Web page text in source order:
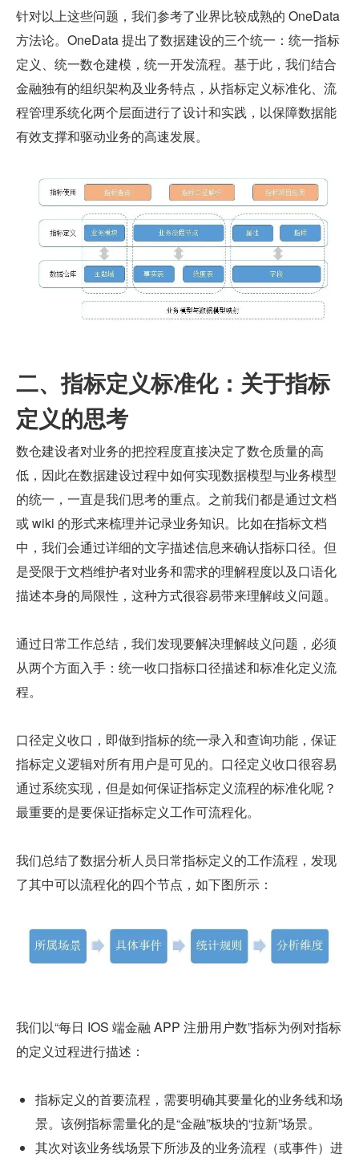
针对以上这些问题，我们参考了业界比较成熟的 OneData
方法论。OneData 提出了数据建设的三个统一：统一指标
定义、统一数仓建模，统一开发流程。基于此，我们结合
金融独有的组织架构及业务特点，从指标定义标准化、流
程管理系统化两个层面进行了设计和实践，以保障数据能
有效支撑和驱动业务的高速发展。
二、指标定义标准化：关于指标
定义的思考
数仓建设者对业务的把控程度直接决定了数仓质量的高
低，因此在数据建设过程中如何实现数据模型与业务模型
的统一，一直是我们思考的重点。之前我们都是通过文档
或 wiki 的形式来梳理并记录业务知识。比如在指标文档
中，我们会通过详细的文字描述信息来确认指标口径。但
是受限于文档维护者对业务和需求的理解程度以及口语化
描述本身的局限性，这种方式很容易带来理解歧义问题。
通过日常工作总结，我们发现要解决理解歧义问题，必须
从两个方面入手：统一收口指标口径描述和标准化定义流
程。
口径定义收口，即做到指标的统一录入和查询功能，保证
指标定义逻辑对所有用户是可见的。口径定义收口很容易
通过系统实现，但是如何保证指标定义流程的标准化呢？
最重要的是要保证指标定义工作可流程化。
我们总结了数据分析人员日常指标定义的工作流程，发现
了其中可以流程化的四个节点，如下图所示：
我们以“每日 IOS 端金融 APP 注册用户数”指标为例对指标
的定义过程进行描述：
指标定义的首要流程，需要明确其要量化的业务线和场
景。该例指标需量化的是“金融”板块的“拉新”场景。
其次对该业务线场景下所涉及的业务流程（或事件）进